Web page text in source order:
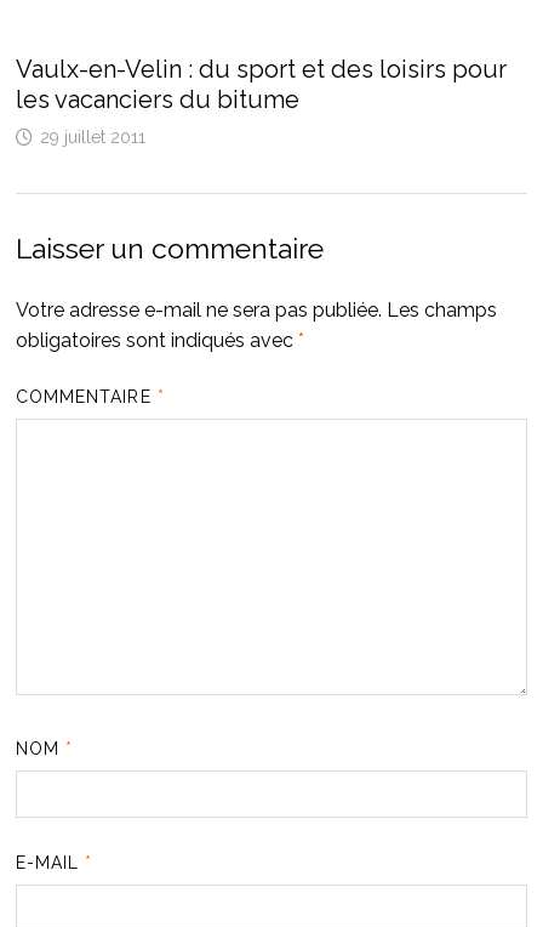
Vaulx-en-Velin : du sport et des loisirs pour
les vacanciers du bitume
29 juillet 2011
Laisser un commentaire
Votre adresse e-mail ne sera pas publiée. Les champs
obligatoires sont indiqués avec *
COMMENTAIRE *
NOM *
E-MAIL *